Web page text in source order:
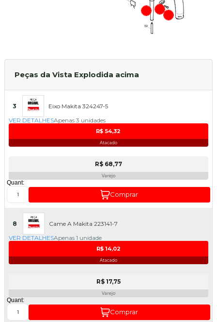
Peças da Vista Explodida acima
3
Eixo Makita 324247-5
VER DETALHESApenas 3 unidades
R$ 54,32
Atacado
R$ 68,77
Varejo
Quant:
Comprar
8
Came A Makita 223141-7
VER DETALHESApenas 1 unidade
R$ 14,02
Atacado
R$ 17,75
Varejo
Quant:
Comprar